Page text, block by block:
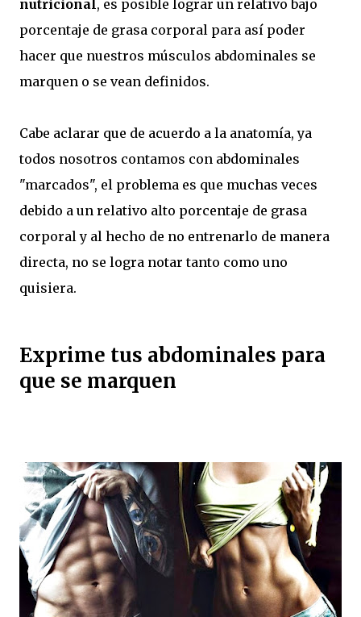
nutricional, es posible lograr un relativo bajo
porcentaje de grasa corporal para así poder
hacer que nuestros músculos abdominales se
marquen o se vean definidos.
Cabe aclarar que de acuerdo a la anatomía, ya
todos nosotros contamos con abdominales
"marcados", el problema es que muchas veces
debido a un relativo alto porcentaje de grasa
corporal y al hecho de no entrenarlo de manera
directa, no se logra notar tanto como uno
quisiera.
Exprime tus abdominales para
que se marquen